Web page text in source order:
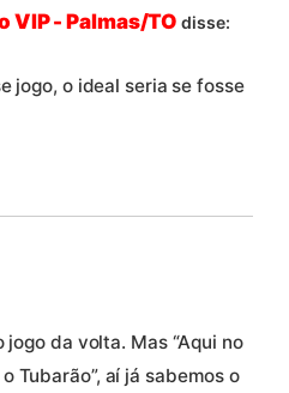
VIP - Palmas/TO disse:
jogo, o ideal seria se fosse
da volta. Mas “Aqui no
Tubarão”, aí já sabemos o